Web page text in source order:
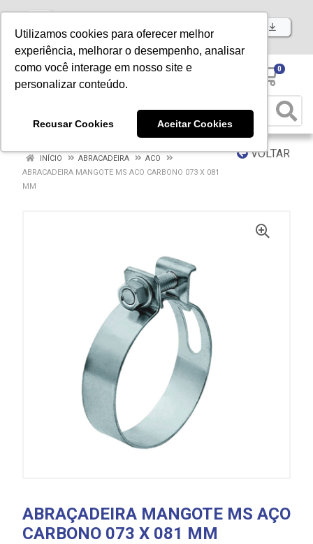
Utilizamos cookies para oferecer melhor
experiência, melhorar o desempenho, analisar
como você interage em nosso site e
personalizar conteúdo.
Recusar Cookies Aceitar Cookies
Baixe já nosso APP
0
VOLTAR
INÍCIO ABRACADEIRA
ACO
ABRACADEIRA MANGOTE MS ACO CARBONO 073 X 081
MM
ABRAÇADEIRA MANGOTE MS AÇO
CARBONO 073 X 081 MM